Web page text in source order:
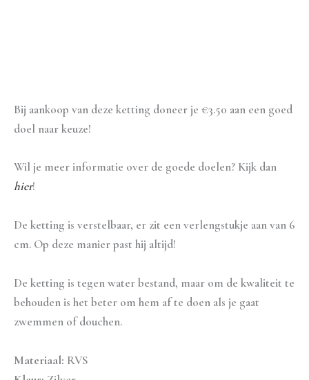
Bij aankoop van deze ketting doneer je €3.50 aan een goed
doel naar keuze!
Wil je meer informatie over de goede doelen? Kijk dan
hier!
De ketting is verstelbaar, er zit een verlengstukje aan van 6
cm. Op deze manier past hij altijd!
De ketting is tegen water bestand, maar om de kwaliteit te
behouden is het beter om hem af te doen als je gaat
zwemmen of douchen.
Materiaal: RVS